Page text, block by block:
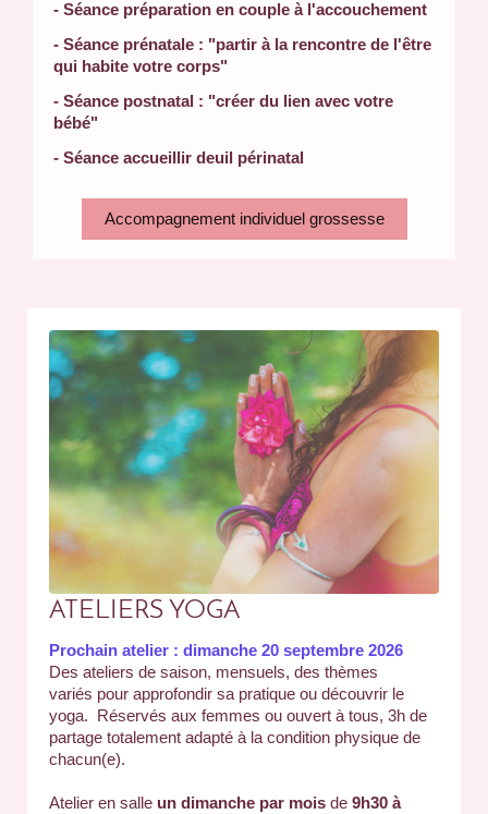
- Séance préparation en couple à l'accouchement
- Séance prénatale : "partir à la rencontre de l'être
qui habite votre corps"
- Séance postnatal : "créer du lien avec votre
bébé"
- Séance accueillir deuil périnatal
Accompagnement individuel grossesse
ATELIERS YOGA
Prochain atelier : dimanche 20 septembre 2026
Des ateliers de saison, mensuels, des thèmes
variés pour approfondir sa pratique ou découvrir le
yoga.
Réservés aux femmes ou ouvert à tous, 3h de
partage totalement adapté à la condition physique de
chacun(e).
Atelier en salle un dimanche par mois de 9h30 à